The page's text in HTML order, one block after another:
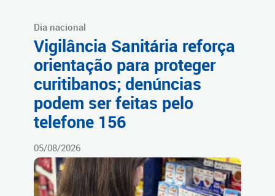
Dia nacional
Vigilância Sanitária reforça
orientação para proteger
curitibanos; denúncias
podem ser feitas pelo
telefone 156
05/08/2026